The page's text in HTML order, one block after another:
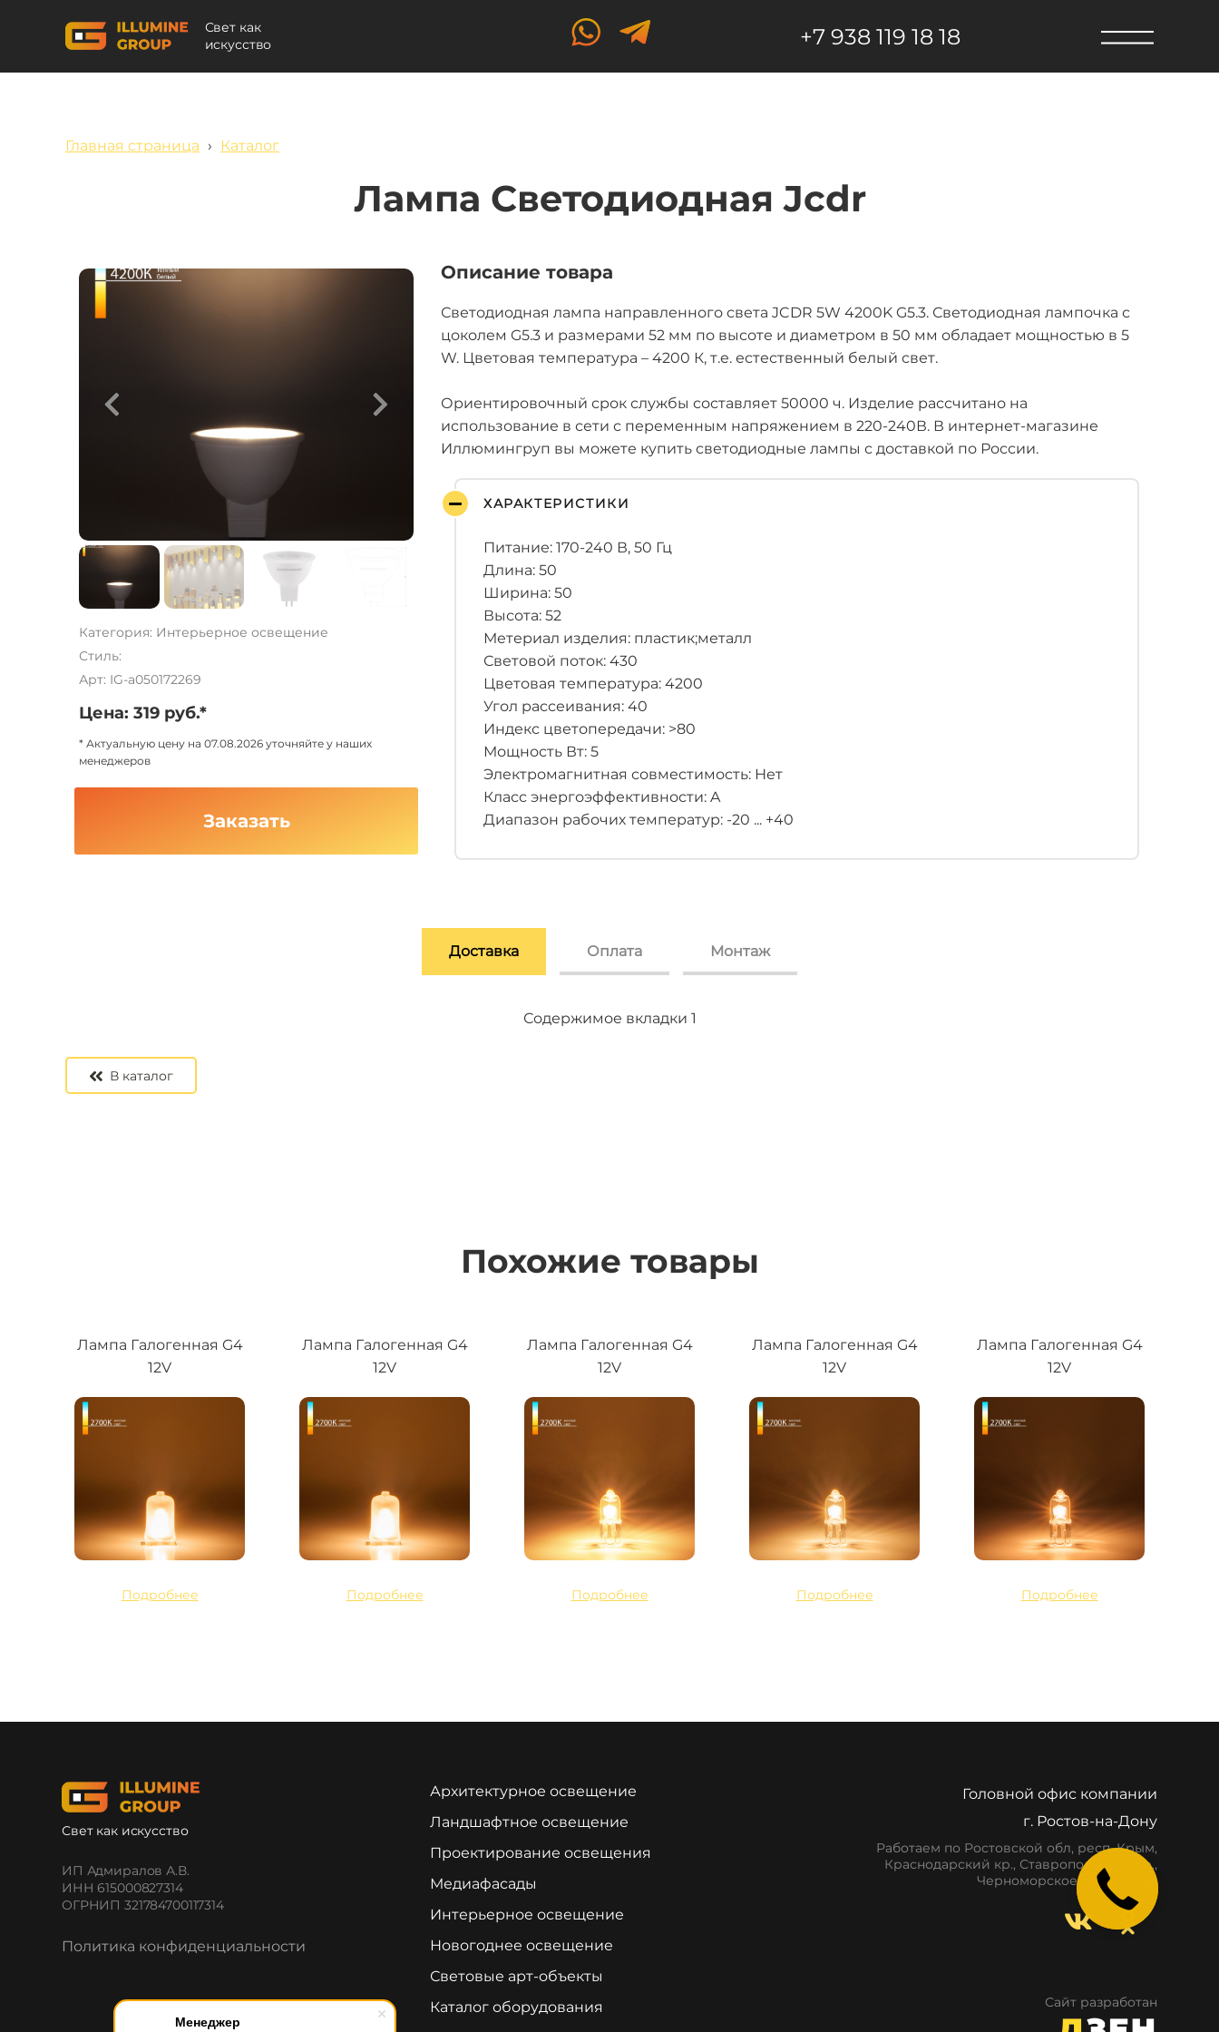
Менеджер
Свет как
искусство
+7 938 119 18 18
Главная страница › Каталог
Лампа Светодиодная Jcdr
Категория: Интерьерное освещение
Стиль:
Арт: IG-a050172269
Цена: 319 руб.*
* Актуальную цену на 07.08.2026 уточняйте у наших
менеджеров
Заказать
Описание товара
Светодиодная лампа направленного света JCDR 5W 4200K G5.3. Светодиодная лампочка с
цоколем G5.3 и размерами 52 мм по высоте и диаметром в 50 мм обладает мощностью в 5
W. Цветовая температура – 4200 К, т.е. естественный белый свет.
Ориентировочный срок службы составляет 50000 ч. Изделие рассчитано на
использование в сети с переменным напряжением в 220-240В. В интернет-магазине
Иллюмингруп вы можете купить светодиодные лампы с доставкой по России.
ХАРАКТЕРИСТИКИ
Питание: 170-240 В, 50 Гц
Длина: 50
Ширина: 50
Высота: 52
Метериал изделия: пластик;металл
Световой поток: 430
Цветовая температура: 4200
Угол рассеивания: 40
Индекс цветопередачи: >80
Мощность Вт: 5
Электромагнитная совместимость: Нет
Класс энергоэффективности: A
Диапазон рабочих температур: -20 ... +40
Доставка Оплата Монтаж
Содержимое вкладки 1
Содержимое вкладки 2
Содержимое вкладки 3
В каталог
Похожие товары
Лампа Галогенная G4
12V
Подробнее
Лампа Галогенная G4
12V
Подробнее
Лампа Галогенная G4
12V
Подробнее
Лампа Галогенная G4
12V
Подробнее
Лампа Галогенная G4
12V
Подробнее
Свет как искусство
ИП Адмиралов А.В.
ИНН 615000827314
ОГРНИП 321784700117314
Политика конфиденциальности
Архитектурное освещение
Ландшафтное освещение
Проектирование освещения
Медиафасады
Интерьерное освещение
Новогоднее освещение
Световые арт-объекты
Каталог оборудования
Головной офис компании
г. Ростов-на-Дону
Работаем по Ростовской обл, респ. Крым,
Краснодарский кр., Ставропольский кр.,
Черноморское побережье
Сайт разработан
Закажите
звонок